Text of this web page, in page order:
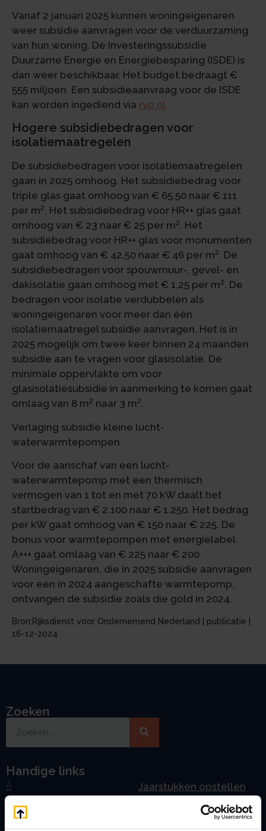
Vanaf 2 januari 2025 kunnen woningeigenaren
weer subsidie aanvragen voor de verduurzaming
van hun woning. De Investeringssubsidie
Duurzame Energie en Energiebesparing (ISDE) is
dan weer beschikbaar. Het budget bedraagt €
555 miljoen. Een subsidieaanvraag voor de ISDE
kan worden ingediend via rvo.nl
Hogere subsidiebedragen voor
isolatiemaatregelen
De subsidiebedragen voor isolatiemaatregelen
gaan in 2025 omhoog. Het subsidiebedrag voor
triple glas gaat omhoog van € 65,50 naar € 111
per m2. Het subsidiebedrag voor HR++ glas gaat
omhoog van € 23 naar € 25 per m2. Het
subsidiebedrag voor HR++ glas voor monumenten
gaat omhoog van € 42,50 naar € 46 per m2. De
subsidiebedragen voor spouwmuur-, gevel- en
dakisolatie gaan omhoog met € 1,25 per m2. De
bedragen voor isolatie verdubbelen als
woningeigenaren voor meer dan één
isolatiemaatregel subsidie aanvragen. Het is in
2025 mogelijk om twee keer binnen 24 maanden
subsidie aan te vragen voor glasisolatie. De
minimale oppervlakte om voor
glasisolatiesubsidie in aanmerking te komen gaat
omlaag van 8 m2 naar 3 m2.
Verlaging subsidie kleine lucht-
waterwarmtepompen
Voor de aanschaf van een lucht-
waterwarmtepomp met een thermisch
vermogen van 1 tot en met 70 kW daalt het
startbedrag van € 2.100 naar € 1.250. Het bedrag
per kW gaat omhoog van € 150 naar € 225. De
bonus voor warmtepompen met energielabel
A+++ gaat omlaag van € 225 naar € 200.
Woningeigenaren, die in 2025 subsidie aanvragen
voor een in 2024 aangeschafte warmtepomp,
ontvangen de subsidie zoals die gold in 2024.
Bron:Rijksdienst voor Ondernemend Nederland | publicatie |
16-12-2024
Zoeken
Handige links
A
Afkoop Stamrecht
Jaarstukken opstellen
Lenen van de BV